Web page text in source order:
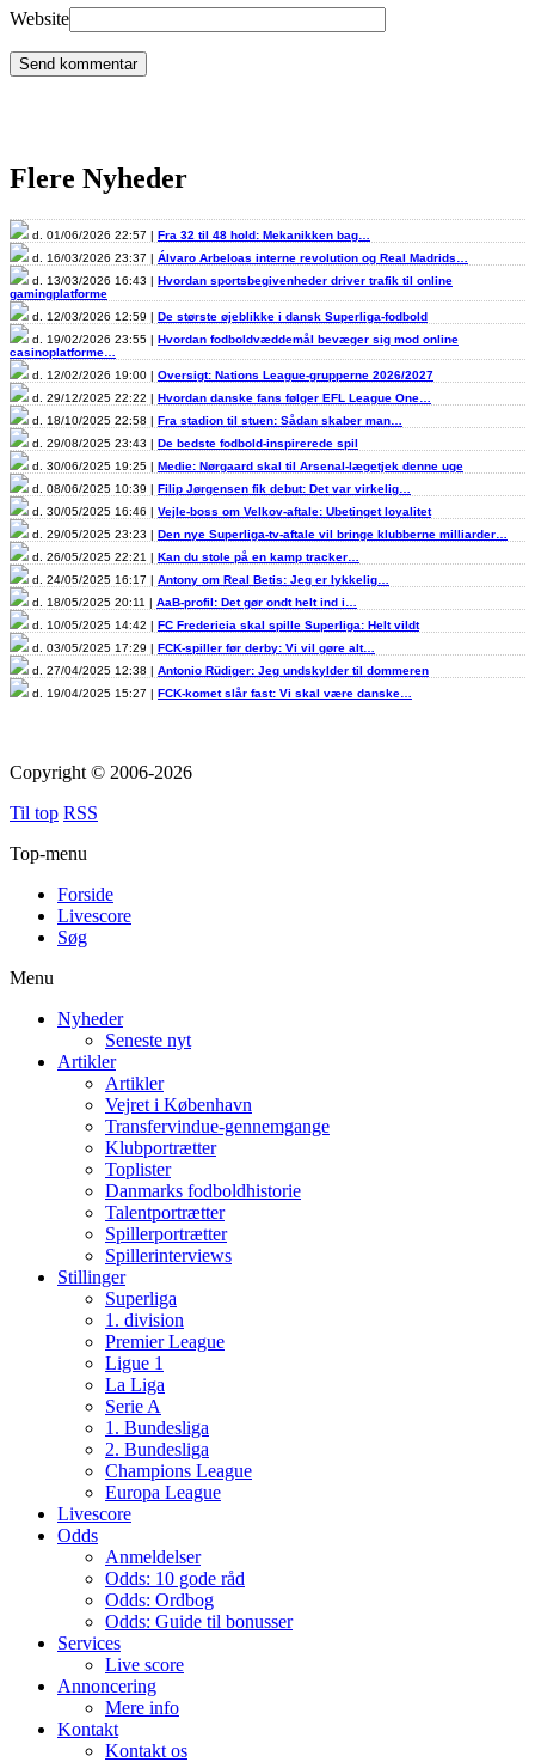
Website
Flere Nyheder
d. 01/06/2026 22:57 | Fra 32 til 48 hold: Mekanikken bag…
d. 16/03/2026 23:37 | Álvaro Arbeloas interne revolution og Real Madrids…
d. 13/03/2026 16:43 | Hvordan sportsbegivenheder driver trafik til online
gamingplatforme
d. 12/03/2026 12:59 | De største øjeblikke i dansk Superliga-fodbold
d. 19/02/2026 23:55 | Hvordan fodboldvæddemål bevæger sig mod online
casinoplatforme…
d. 12/02/2026 19:00 | Oversigt: Nations League-grupperne 2026/2027
d. 29/12/2025 22:22 | Hvordan danske fans følger EFL League One…
d. 18/10/2025 22:58 | Fra stadion til stuen: Sådan skaber man…
d. 29/08/2025 23:43 | De bedste fodbold-inspirerede spil
d. 30/06/2025 19:25 | Medie: Nørgaard skal til Arsenal-lægetjek denne uge
d. 08/06/2025 10:39 | Filip Jørgensen fik debut: Det var virkelig…
d. 30/05/2025 16:46 | Vejle-boss om Velkov-aftale: Ubetinget loyalitet
d. 29/05/2025 23:23 | Den nye Superliga-tv-aftale vil bringe klubberne milliarder…
d. 26/05/2025 22:21 | Kan du stole på en kamp tracker…
d. 24/05/2025 16:17 | Antony om Real Betis: Jeg er lykkelig…
d. 18/05/2025 20:11 | AaB-profil: Det gør ondt helt ind i…
d. 10/05/2025 14:42 | FC Fredericia skal spille Superliga: Helt vildt
d. 03/05/2025 17:29 | FCK-spiller før derby: Vi vil gøre alt…
d. 27/04/2025 12:38 | Antonio Rüdiger: Jeg undskylder til dommeren
d. 19/04/2025 15:27 | FCK-komet slår fast: Vi skal være danske…
Copyright © 2006-2026
Til top RSS
Top-menu
Forside
Livescore
Søg
Menu
Nyheder
Seneste nyt
Artikler
Artikler
Vejret i København
Transfervindue-gennemgange
Klubportrætter
Toplister
Danmarks fodboldhistorie
Talentportrætter
Spillerportrætter
Spillerinterviews
Stillinger
Superliga
1. division
Premier League
Ligue 1
La Liga
Serie A
1. Bundesliga
2. Bundesliga
Champions League
Europa League
Livescore
Odds
Anmeldelser
Odds: 10 gode råd
Odds: Ordbog
Odds: Guide til bonusser
Services
Live score
Annoncering
Mere info
Kontakt
Kontakt os